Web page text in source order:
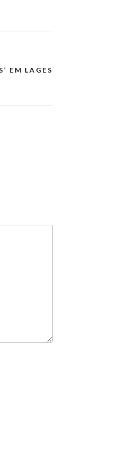
EM LAGES